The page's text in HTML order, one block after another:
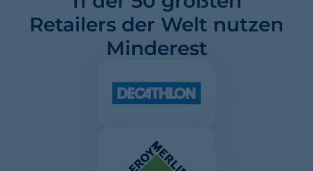
Retailers der Welt nutzen
Minderest